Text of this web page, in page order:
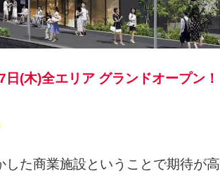
(木)全エリア グランドオープン！
た商業施設ということで期待が高